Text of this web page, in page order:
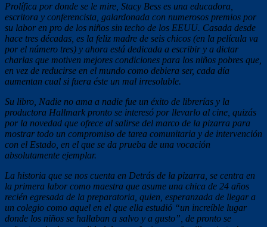
Prolífica por donde se le mire, Stacy Bess es una educadora,
escritora y conferencista, galardonada con numerosos premios por
su labor en pro de los niños sin techo de los EEUU. Casada desde
hace tres décadas, es la feliz madre de seis chicos (en la película va
por el número tres) y ahora está dedicada a escribir y a dictar
charlas que motiven mejores condiciones para los niños pobres que,
en vez de reducirse en el mundo como debiera ser, cada día
aumentan cual si fuera éste un mal irresoluble.
Su libro, Nadie no ama a nadie fue un éxito de librerías y la
productora Hallmark pronto se interesó por llevarlo al cine, quizás
por la novedad que ofrece al salirse del marco de la pizarra para
mostrar todo un compromiso de tarea comunitaria y de intervención
con el Estado, en el que se da prueba de una vocación
absolutamente ejemplar.
La historia que se nos cuenta en Detrás de la pizarra, se centra en
la primera labor como maestra que asume una chica de 24 años
recién egresada de la preparatoria, quien, esperanzada de llegar a
un colegio como aquel en el que ella estudió “un increíble lugar
donde los niños se hallaban a salvo y a gusto”, de pronto se